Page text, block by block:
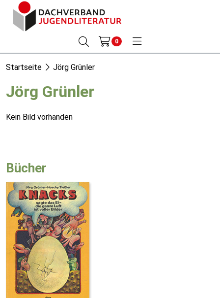
0
Startseite Jörg Grünler
Jörg Grünler
Kein Bild vorhanden
Bücher